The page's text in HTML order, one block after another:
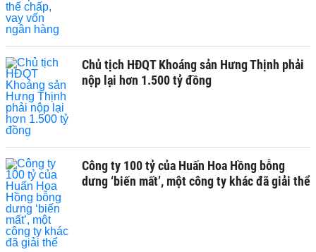
Chủ tịch HĐQT Khoáng sản Hưng Thịnh phải
nộp lại hơn 1.500 tỷ đồng
Công ty 100 tỷ của Huấn Hoa Hồng bỗng
dưng ‘biến mất’, một công ty khác đã giải thể